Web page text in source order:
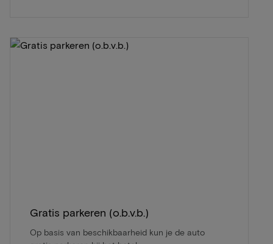
Gratis parkeren (o.b.v.b.)
Op basis van beschikbaarheid kun je de auto